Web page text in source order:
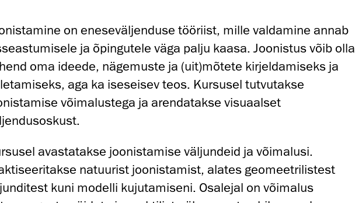
on eneseväljenduse tööriist, mille valdamine annab
ja õpingutele väga palju kaasa. Joonistus võib olla
oma ideede, nägemuste ja (uit)mõtete kirjeldamiseks ja
aga ka iseseisev teos. Kursusel tutvutakse
võimalustega ja arendatakse visuaalset
avastatakse joonistamise väljundeid ja võimalusi.
natuurist joonistamist, alates geomeetrilistest
kuni modelli kujutamiseni. Osalejal on võimalus